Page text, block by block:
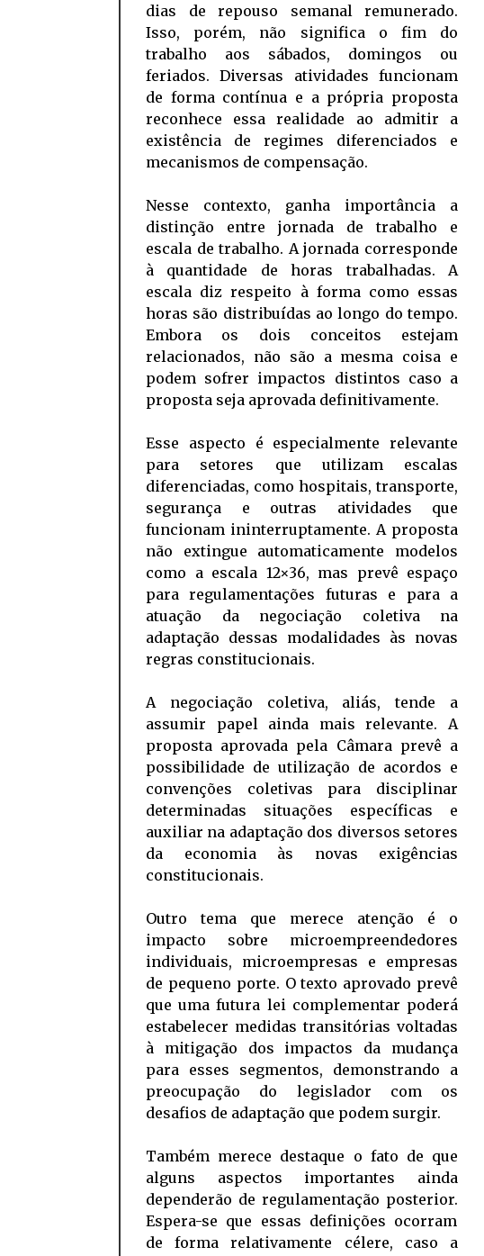
dias de repouso semanal remunerado.
Isso, porém, não significa o fim do
trabalho aos sábados, domingos ou
feriados. Diversas atividades funcionam
de forma contínua e a própria proposta
reconhece essa realidade ao admitir a
existência de regimes diferenciados e
mecanismos de compensação.
Nesse contexto, ganha importância a
distinção entre jornada de trabalho e
escala de trabalho. A jornada corresponde
à quantidade de horas trabalhadas. A
escala diz respeito à forma como essas
horas são distribuídas ao longo do tempo.
Embora os dois conceitos estejam
relacionados, não são a mesma coisa e
podem sofrer impactos distintos caso a
proposta seja aprovada definitivamente.
Esse aspecto é especialmente relevante
para setores que utilizam escalas
diferenciadas, como hospitais, transporte,
segurança e outras atividades que
funcionam ininterruptamente. A proposta
não extingue automaticamente modelos
como a escala 12×36, mas prevê espaço
para regulamentações futuras e para a
atuação da negociação coletiva na
adaptação dessas modalidades às novas
regras constitucionais.
A negociação coletiva, aliás, tende a
assumir papel ainda mais relevante. A
proposta aprovada pela Câmara prevê a
possibilidade de utilização de acordos e
convenções coletivas para disciplinar
determinadas situações específicas e
auxiliar na adaptação dos diversos setores
da economia às novas exigências
constitucionais.
Outro tema que merece atenção é o
impacto sobre microempreendedores
individuais, microempresas e empresas
de pequeno porte. O texto aprovado prevê
que uma futura lei complementar poderá
estabelecer medidas transitórias voltadas
à mitigação dos impactos da mudança
para esses segmentos, demonstrando a
preocupação do legislador com os
desafios de adaptação que podem surgir.
Também merece destaque o fato de que
alguns aspectos importantes ainda
dependerão de regulamentação posterior.
Espera-se que essas definições ocorram
de forma relativamente célere, caso a